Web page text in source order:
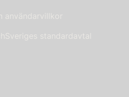
användarvillkor
standardavtal